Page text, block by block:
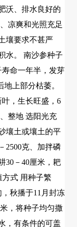
沃、排水良好的
凉爽和光照充足
壤要求不甚严
水。 南沙参种子
命一年半，发芽
上部分枯萎。
，生长旺盛，6
整地 选阳光充
壤土或壤土的平
2500克、加拌磷
30－40厘米，耙
方式 用种子繁
秋播于11月封冻
，将种子均匀撒
，有条件的可盖